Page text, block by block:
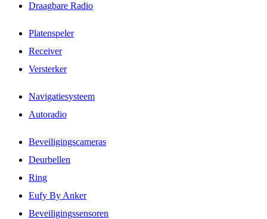
Draagbare Radio
Platenspeler
Receiver
Versterker
Navigatiesysteem
Autoradio
Beveiligingscameras
Deurbellen
Ring
Eufy By Anker
Beveiligingssensoren